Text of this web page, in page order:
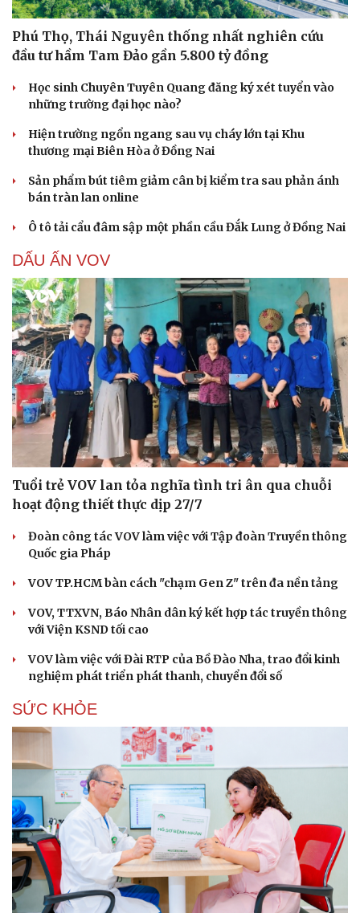
Cải chính
Phú Thọ, Thái Nguyên thống nhất nghiên cứu
đầu tư hầm Tam Đảo gần 5.800 tỷ đồng
Học sinh Chuyên Tuyên Quang đăng ký xét tuyển vào
những trường đại học nào?
Hiện trường ngổn ngang sau vụ cháy lớn tại Khu
thương mại Biên Hòa ở Đồng Nai
Sản phẩm bút tiêm giảm cân bị kiểm tra sau phản ánh
bán tràn lan online
Ô tô tải cẩu đâm sập một phần cầu Đắk Lung ở Đồng Nai
DẤU ẤN VOV
Tuổi trẻ VOV lan tỏa nghĩa tình tri ân qua chuỗi
hoạt động thiết thực dịp 27/7
Đoàn công tác VOV làm việc với Tập đoàn Truyền thông
Quốc gia Pháp
VOV TP.HCM bàn cách "chạm Gen Z" trên đa nền tảng
VOV, TTXVN, Báo Nhân dân ký kết hợp tác truyền thông
với Viện KSND tối cao
VOV làm việc với Đài RTP của Bồ Đào Nha, trao đổi kinh
nghiệm phát triển phát thanh, chuyển đổi số
SỨC KHỎE